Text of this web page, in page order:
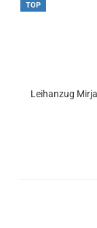
TOP
Leihanzug